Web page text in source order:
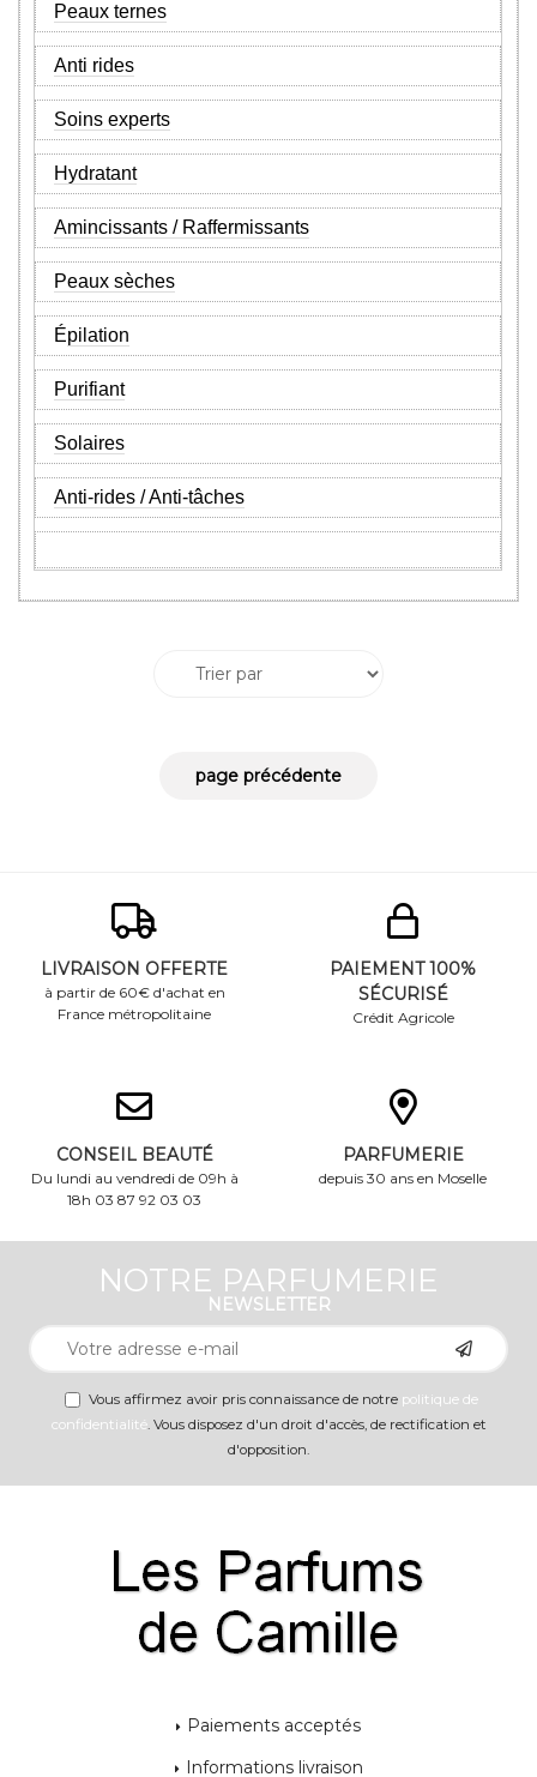
Peaux ternes
Anti rides
Soins experts
Hydratant
Amincissants / Raffermissants
Peaux sèches
Épilation
Purifiant
Solaires
Anti-rides / Anti-tâches
LIVRAISON OFFERTE
à partir de 60€ d'achat en
France métropolitaine
PAIEMENT 100%
SÉCURISÉ
Crédit Agricole
CONSEIL BEAUTÉ
Du lundi au vendredi de 09h à
18h 03 87 92 03 03
PARFUMERIE
depuis 30 ans en Moselle
NOTRE PARFUMERIE
NEWSLETTER
Vous affirmez avoir pris connaissance de notre politique de
confidentialité. Vous disposez d'un droit d'accès, de rectification et
d'opposition.
Paiements acceptés
Informations livraison